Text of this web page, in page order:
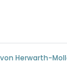
Herwarth-